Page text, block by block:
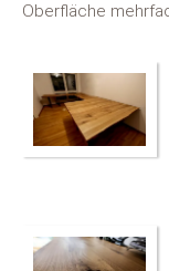
Oberfläche